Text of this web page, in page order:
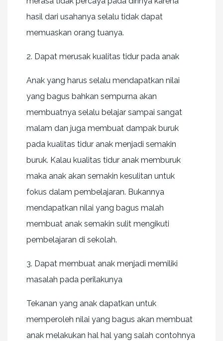
hasil dari usahanya selalu tidak dapat
memuaskan orang tuanya.
2. Dapat merusak kualitas tidur pada anak
Anak yang harus selalu mendapatkan nilai
yang bagus bahkan sempurna akan
membuatnya selalu belajar sampai sangat
malam dan juga membuat dampak buruk
pada kualitas tidur anak menjadi semakin
buruk. Kalau kualitas tidur anak memburuk
maka anak akan semakin kesulitan untuk
fokus dalam pembelajaran. Bukannya
mendapatkan nilai yang bagus malah
membuat anak semakin sulit mengikuti
pembelajaran di sekolah.
3. Dapat membuat anak menjadi memiliki
masalah pada perilakunya
Tekanan yang anak dapatkan untuk
memperoleh nilai yang bagus akan membuat
anak melakukan hal hal yang salah contohnya